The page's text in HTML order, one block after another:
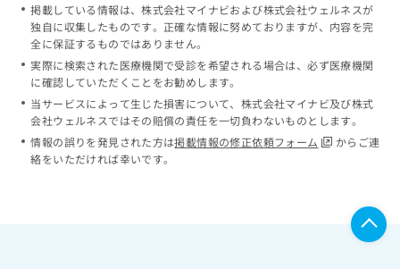
掲載している情報は、株式会社マイナビおよび株式会社ウェルネスが
独自に収集したものです。正確な情報に努めておりますが、内容を完
全に保証するものではありません。
実際に検索された医療機関で受診を希望される場合は、必ず医療機関
に確認していただくことをお勧めします。
当サービスによって生じた損害について、株式会社マイナビ及び株式
会社ウェルネスではその賠償の責任を一切負わないものとします。
情報の誤りを発見された方は掲載情報の修正依頼フォーム
からご連
絡をいただければ幸いです。